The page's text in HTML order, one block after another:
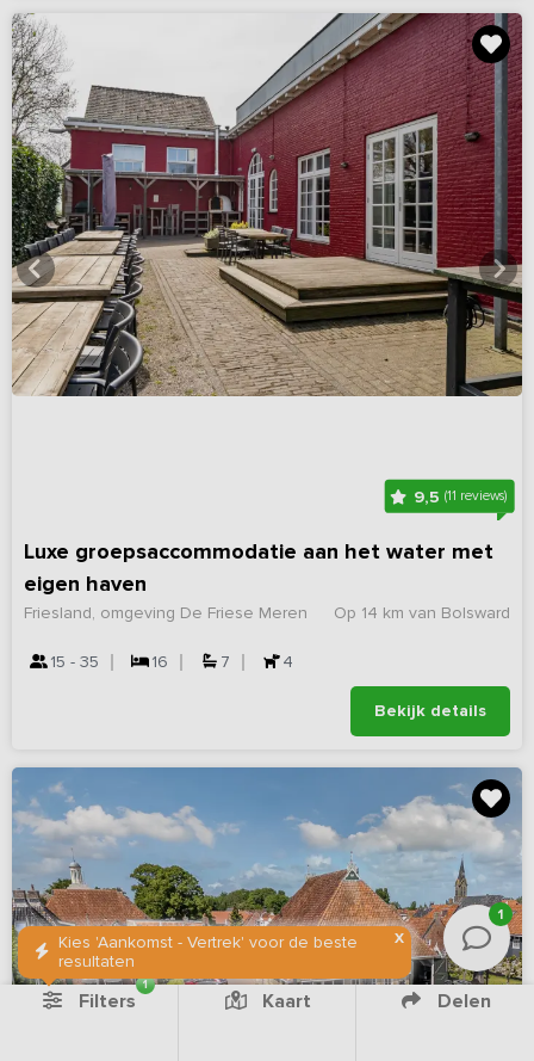
9,5(11 reviews)
Luxe groepsaccommodatie aan het water met
eigen haven
Op 14 km van Bolsward
Friesland, omgeving De Friese Meren
15 - 35 16 7 4
Bekijk details
X
Kies 'Aankomst - Vertrek' voor de beste
resultaten
1
Filters
1
Kaart Delen